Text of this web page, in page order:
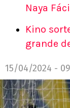
Naya
Kino
grande
15/04/2024 -